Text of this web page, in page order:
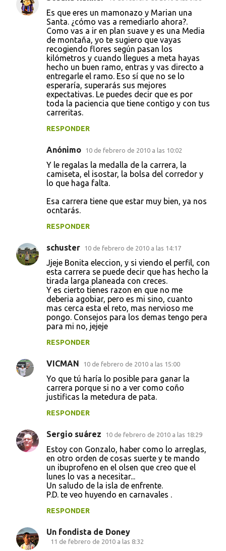
C
Es que eres un mamonazo y Marian una
Santa. ¿cómo vas a remediarlo ahora?.
Como vas a ir en plan suave y es una Media
de montaña, yo te sugiero que vayas
recogiendo flores según pasan los
kilómetros y cuando llegues a meta hayas
hecho un buen ramo, entras y vas directo a
entregarle el ramo. Eso sí que no se lo
esperaría, superarás sus mejores
expectativas. Le puedes decir que es por
toda la paciencia que tiene contigo y con tus
carreritas.
RESPONDER
Anónimo 10 de febrero de 2010 a las 10:02
Y le regalas la medalla de la carrera, la
camiseta, el isostar, la bolsa del corredor y
lo que haga falta.
Esa carrera tiene que estar muy bien, ya nos
ocntarás.
RESPONDER
schuster 10 de febrero de 2010 a las 14:17
Jjeje Bonita eleccion, y si viendo el perfil, con
esta carrera se puede decir que has hecho la
tirada larga planeada con creces.
Y es cierto tienes razon en que no me
deberia agobiar, pero es mi sino, cuanto
mas cerca esta el reto, mas nervioso me
pongo. Consejos para los demas tengo pera
para mi no, jejeje
RESPONDER
VICMAN 10 de febrero de 2010 a las 15:00
Yo que tú haría lo posible para ganar la
carrera porque si no a ver como coño
justificas la metedura de pata.
RESPONDER
Sergio suárez 10 de febrero de 2010 a las 18:29
Estoy con Gonzalo, haber como lo arreglas,
en otro orden de cosas suerte y te mando
un ibuprofeno en el olsen que creo que el
lunes lo vas a necesitar...
Un saludo de la isla de enfrente.
P.D. te veo huyendo en carnavales .
RESPONDER
Un fondista de Doney
11 de febrero de 2010 a las 8:32